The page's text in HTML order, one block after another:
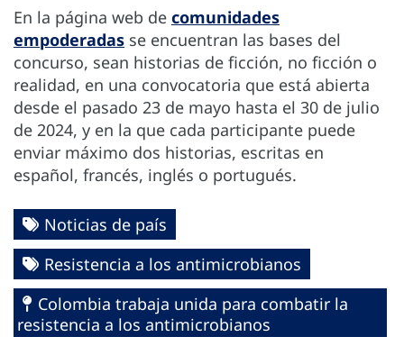
En la página web de comunidades
empoderadas se encuentran las bases del
concurso, sean historias de ficción, no ficción o
realidad, en una convocatoria que está abierta
desde el pasado 23 de mayo hasta el 30 de julio
de 2024, y en la que cada participante puede
enviar máximo dos historias, escritas en
español, francés, inglés o portugués.
Noticias de país
Resistencia a los antimicrobianos
Colombia trabaja unida para combatir la
resistencia a los antimicrobianos